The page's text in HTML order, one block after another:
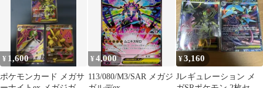
¥ 1,600
ポケモンカード メガサ
¥4,000
113/080/M3/SAR メガジ
¥3,160
Jレギュレーション メ